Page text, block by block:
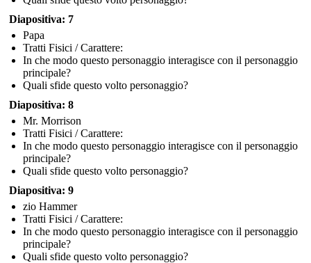
Diapositiva: 7
Papa
Tratti Fisici / Carattere:
In che modo questo personaggio interagisce con il personaggio
principale?
Quali sfide questo volto personaggio?
Diapositiva: 8
Mr. Morrison
Tratti Fisici / Carattere:
In che modo questo personaggio interagisce con il personaggio
principale?
Quali sfide questo volto personaggio?
Diapositiva: 9
zio Hammer
Tratti Fisici / Carattere:
In che modo questo personaggio interagisce con il personaggio
principale?
Quali sfide questo volto personaggio?